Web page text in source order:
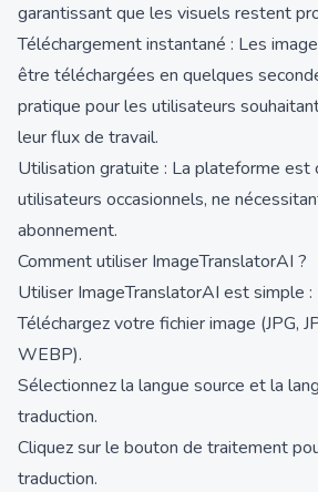
garantissant que les visuels restent
Téléchargement instantané : Les
être téléchargées en quelques
pratique pour les utilisateurs
leur flux de travail.
Utilisation gratuite : La plateforme est
utilisateurs occasionnels, ne
abonnement.
Comment utiliser ImageTranslatorAI ?
Utiliser ImageTranslatorAI est simple :
Téléchargez votre fichier image (JPG,
WEBP).
Sélectionnez la langue source et la
traduction.
Cliquez sur le bouton de traitement
traduction.